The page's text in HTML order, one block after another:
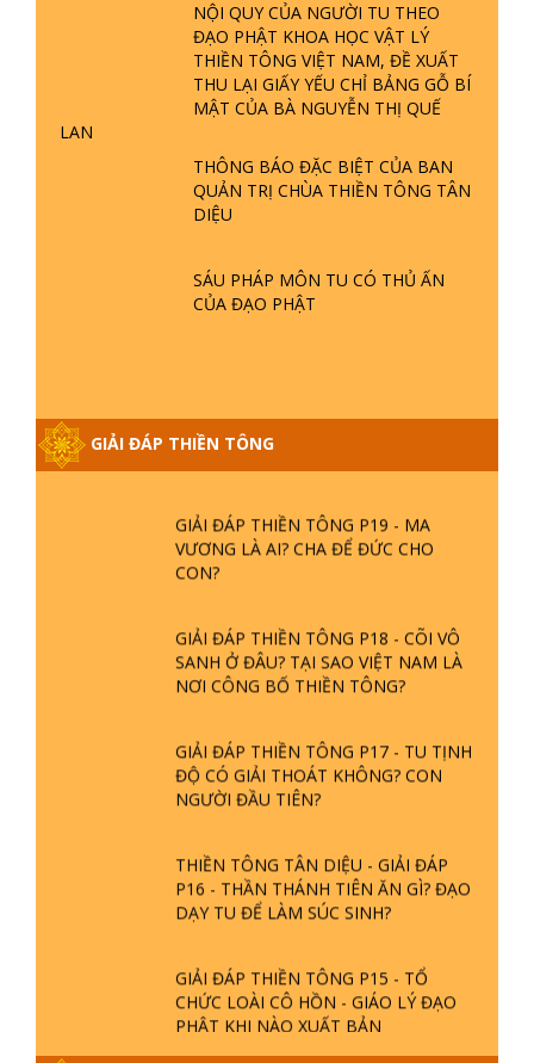
NỘI QUY CỦA NGƯỜI TU THEO
ĐẠO PHẬT KHOA HỌC VẬT LÝ
THIỀN TÔNG VIỆT NAM, ĐỀ XUẤT
THU LẠI GIẤY YẾU CHỈ BẢNG GỖ BÍ
MẬT CỦA BÀ NGUYỄN THỊ QUẾ
LAN
THÔNG BÁO ĐẶC BIỆT CỦA BAN
QUẢN TRỊ CHÙA THIỀN TÔNG TÂN
DIỆU
SÁU PHÁP MÔN TU CÓ THỦ ẤN
CỦA ĐẠO PHẬT
GIẢI ĐÁP THIỀN TÔNG
TĂNG? | TTTD
GIẢI ĐÁP THIỀN TÔNG ĐẶC BIỆT P22
- TẠI SAO TRÁI ĐẤT NHIỀU THIÊN TAI
- LŨ LỤT - HỎA HOẠN | TTTD
GIẢI ĐÁP THIỀN TÔNG ĐẶC BIỆT P21
- TẠI SAO ĐỨC PHẬT BƯỚC ĐI 7
BƯỚC TRÊN HOA SEN ? | TTTD
GIẢI ĐÁP VỀ LỄ TIỄN THIỀN TÔNG SƯ
NGỌC LÂM VỀ PHẬT GIỚI
PHẦN 20 - BÁC NGUYỄN NHÂN LÀ AI?
PHIỀN NÃO DO ĐÂU MÀ CÓ?
GIẢI ĐÁP THIỀN TÔNG P19 - MA
VƯƠNG LÀ AI? CHA ĐỂ ĐỨC CHO
CON?
GIẢI ĐÁP THIỀN TÔNG P18 - CÕI VÔ
SANH Ở ĐÂU? TẠI SAO VIỆT NAM LÀ
NƠI CÔNG BỐ THIỀN TÔNG?
GIẢI ĐÁP THIỀN TÔNG P17 - TU TỊNH
ĐỘ CÓ GIẢI THOÁT KHÔNG? CON
NGƯỜI ĐẦU TIÊN?
THIỀN TÔNG TÂN DIỆU - GIẢI ĐÁP
P16 - THẦN THÁNH TIÊN ĂN GÌ? ĐẠO
DẠY TU ĐỂ LÀM SÚC SINH?
GIẢI ĐÁP THIỀN TÔNG P15 - TỔ
CHỨC LOÀI CÔ HỒN - GIÁO LÝ ĐẠO
PHẬT KHI NÀO XUẤT BẢN